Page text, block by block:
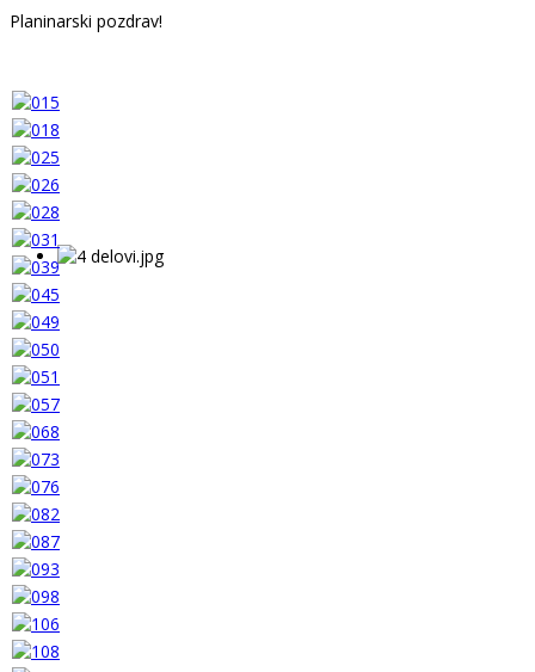
Planinarski pozdrav!